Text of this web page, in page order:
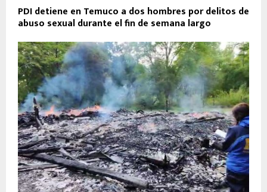
PDI detiene en Temuco a dos hombres por delitos de
abuso sexual durante el fin de semana largo